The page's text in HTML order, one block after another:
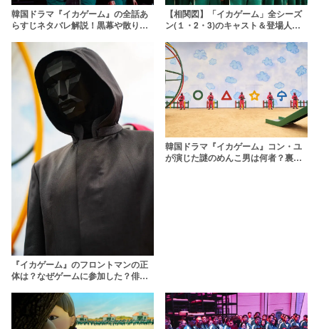
韓国ドラマ『イカゲーム』の全話あ
らすじネタバレ解説！黒幕や散りば
【相関図】「イカゲーム」全シーズ
ン(１・2・3)のキャスト＆登場人物
『イカゲーム』のフロントマンの正
体は？なぜゲームに参加した？俳優
韓国ドラマ『イカゲーム』コン・ユ
が演じた謎のめんこ男は何者？裏話